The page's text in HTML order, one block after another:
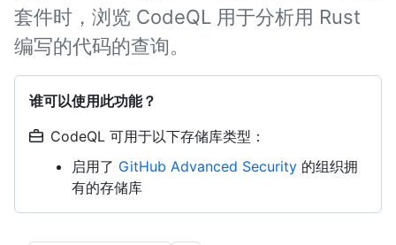
套件时，浏览 CodeQL 用于分析用 Rust
编写的代码的查询。
谁可以使用此功能？
CodeQL 可用于以下存储库类型：
启用了 GitHub Advanced Security 的组织拥
有的存储库